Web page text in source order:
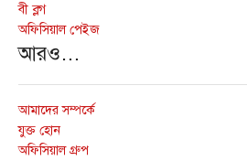
বী ব্লগ
অফিসিয়াল পেইজ
আরও…
আমাদের সম্পর্কে
যুক্ত হোন
অফিসিয়াল গ্রুপ